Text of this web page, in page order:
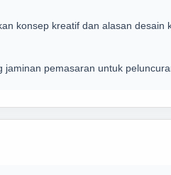
konsep kreatif dan alasan
jaminan pemasaran untuk